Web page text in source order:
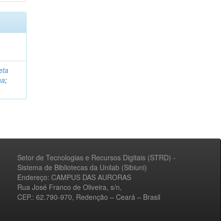
;
Setor de Tecnologias e Recursos Digitais (STRD) -
Sistema de Bibliotecas da Unilab (Sibiuni)
Endereço: CAMPUS DAS AURORAS
Rua José Franco de Oliveira, s/n,
CEP.: 62.790-970, Redenção – Ceará – Brasil